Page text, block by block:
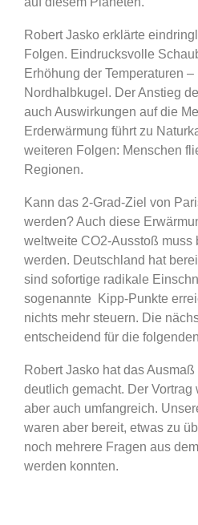
Robert Jasko erklärte
Folgen. Eindrucksvolle
Erhöhung der Temperaturen
Nordhalbkugel. Der Anstieg
auch Auswirkungen auf die
Erderwärmung führt zu
weiteren Folgen: Menschen
Regionen.
Kann das 2-Grad-Ziel von
werden? Auch diese
weltweite CO2-Ausstoß muss
werden. Deutschland hat
sind sofortige radikale
sogenannte
Kipp-Punkte
nichts mehr steuern. Die
entscheidend für die
Robert Jasko hat das
deutlich gemacht. Der Vortrag
aber auch umfangreich.
waren aber bereit, etwas zu
noch mehrere Fragen aus
werden konnten.